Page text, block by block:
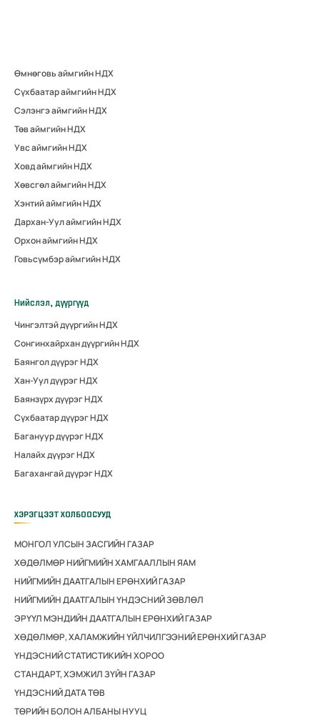
Өмнөговь аймгийн НДХ
Сүхбаатар аймгийн НДХ
Сэлэнгэ аймгийн НДХ
Төв аймгийн НДХ
Увс аймгийн НДХ
Ховд аймгийн НДХ
Хөвсгөл аймгийн НДХ
Хэнтий аймгийн НДХ
Дархан-Уул аймгийн НДХ
Орхон аймгийн НДХ
Говьсүмбэр аймгийн НДХ
Нийслэл, дүүргүүд
Чингэлтэй дүүргийн НДХ
Сонгинхайрхан дүүргийн НДХ
Баянгол дүүрэг НДХ
Хан-Уул дүүрэг НДХ
Баянзүрх дүүрэг НДХ
Сүхбаатар дүүрэг НДХ
Багануур дүүрэг НДХ
Налайх дүүрэг НДХ
Багахангай дүүрэг НДХ
ХЭРЭГЦЭЭТ ХОЛБООСУУД
МОНГОЛ УЛСЫН ЗАСГИЙН ГАЗАР
ХӨДӨЛМӨР НИЙГМИЙН ХАМГААЛЛЫН ЯАМ
НИЙГМИЙН ДААТГАЛЫН ЕРӨНХИЙ ГАЗАР
НИЙГМИЙН ДААТГАЛЫН ҮНДЭСНИЙ ЗӨВЛӨЛ
ЭРҮҮЛ МЭНДИЙН ДААТГАЛЫН ЕРӨНХИЙ ГАЗАР
ХӨДӨЛМӨР, ХАЛАМЖИЙН ҮЙЛЧИЛГЭЭНИЙ ЕРӨНХИЙ ГАЗАР
ҮНДЭСНИЙ СТАТИСТИКИЙН ХОРОО
СТАНДАРТ, ХЭМЖИЛ ЗҮЙН ГАЗАР
ҮНДЭСНИЙ ДАТА ТӨВ
ТӨРИЙН БОЛОН АЛБАНЫ НУУЦ